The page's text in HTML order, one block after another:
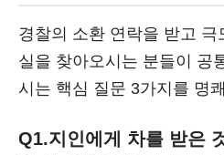
경찰의 소환 연락을 받고
실을 찾아오시는 분들이 공
시는 핵심 질문 3가지를 명
Q1.지인에게 차를 받은